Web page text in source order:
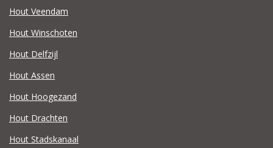
Hout Veendam
Hout Winschoten
Hout Delfzijl
Hout Assen
Hout Hoogezand
Hout Drachten
Hout Stadskanaal